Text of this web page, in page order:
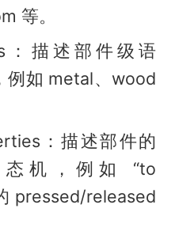
等。
：描述部件级语
例如 metal、wood
：描述部件的
机，例如 “to
pressed/released